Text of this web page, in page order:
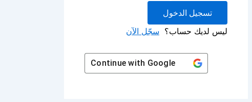
تسجيل الدخول
ليس لديك حساب؟ سجّل الآن
Continue with Google